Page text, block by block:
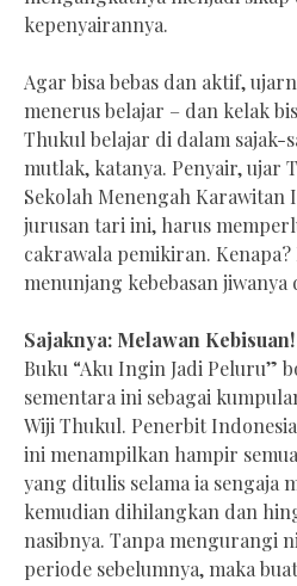
kepenyairannya.
Agar bisa bebas dan aktif,
menerus belajar – dan kelak
Thukul belajar di dalam sajak-
mutlak, katanya. Penyair, ujar
Sekolah Menengah Karawitan
jurusan tari ini, harus
cakrawala pemikiran.
menunjang kebebasan jiwanya
Sajaknya: Melawan Kebisuan!
Buku “Aku Ingin Jadi Peluru”
sementara ini sebagai
Wiji Thukul. Penerbit
ini menampilkan hampir
yang ditulis selama ia sengaja
kemudian dihilangkan dan
nasibnya. Tanpa mengurangi
periode sebelumnya, maka